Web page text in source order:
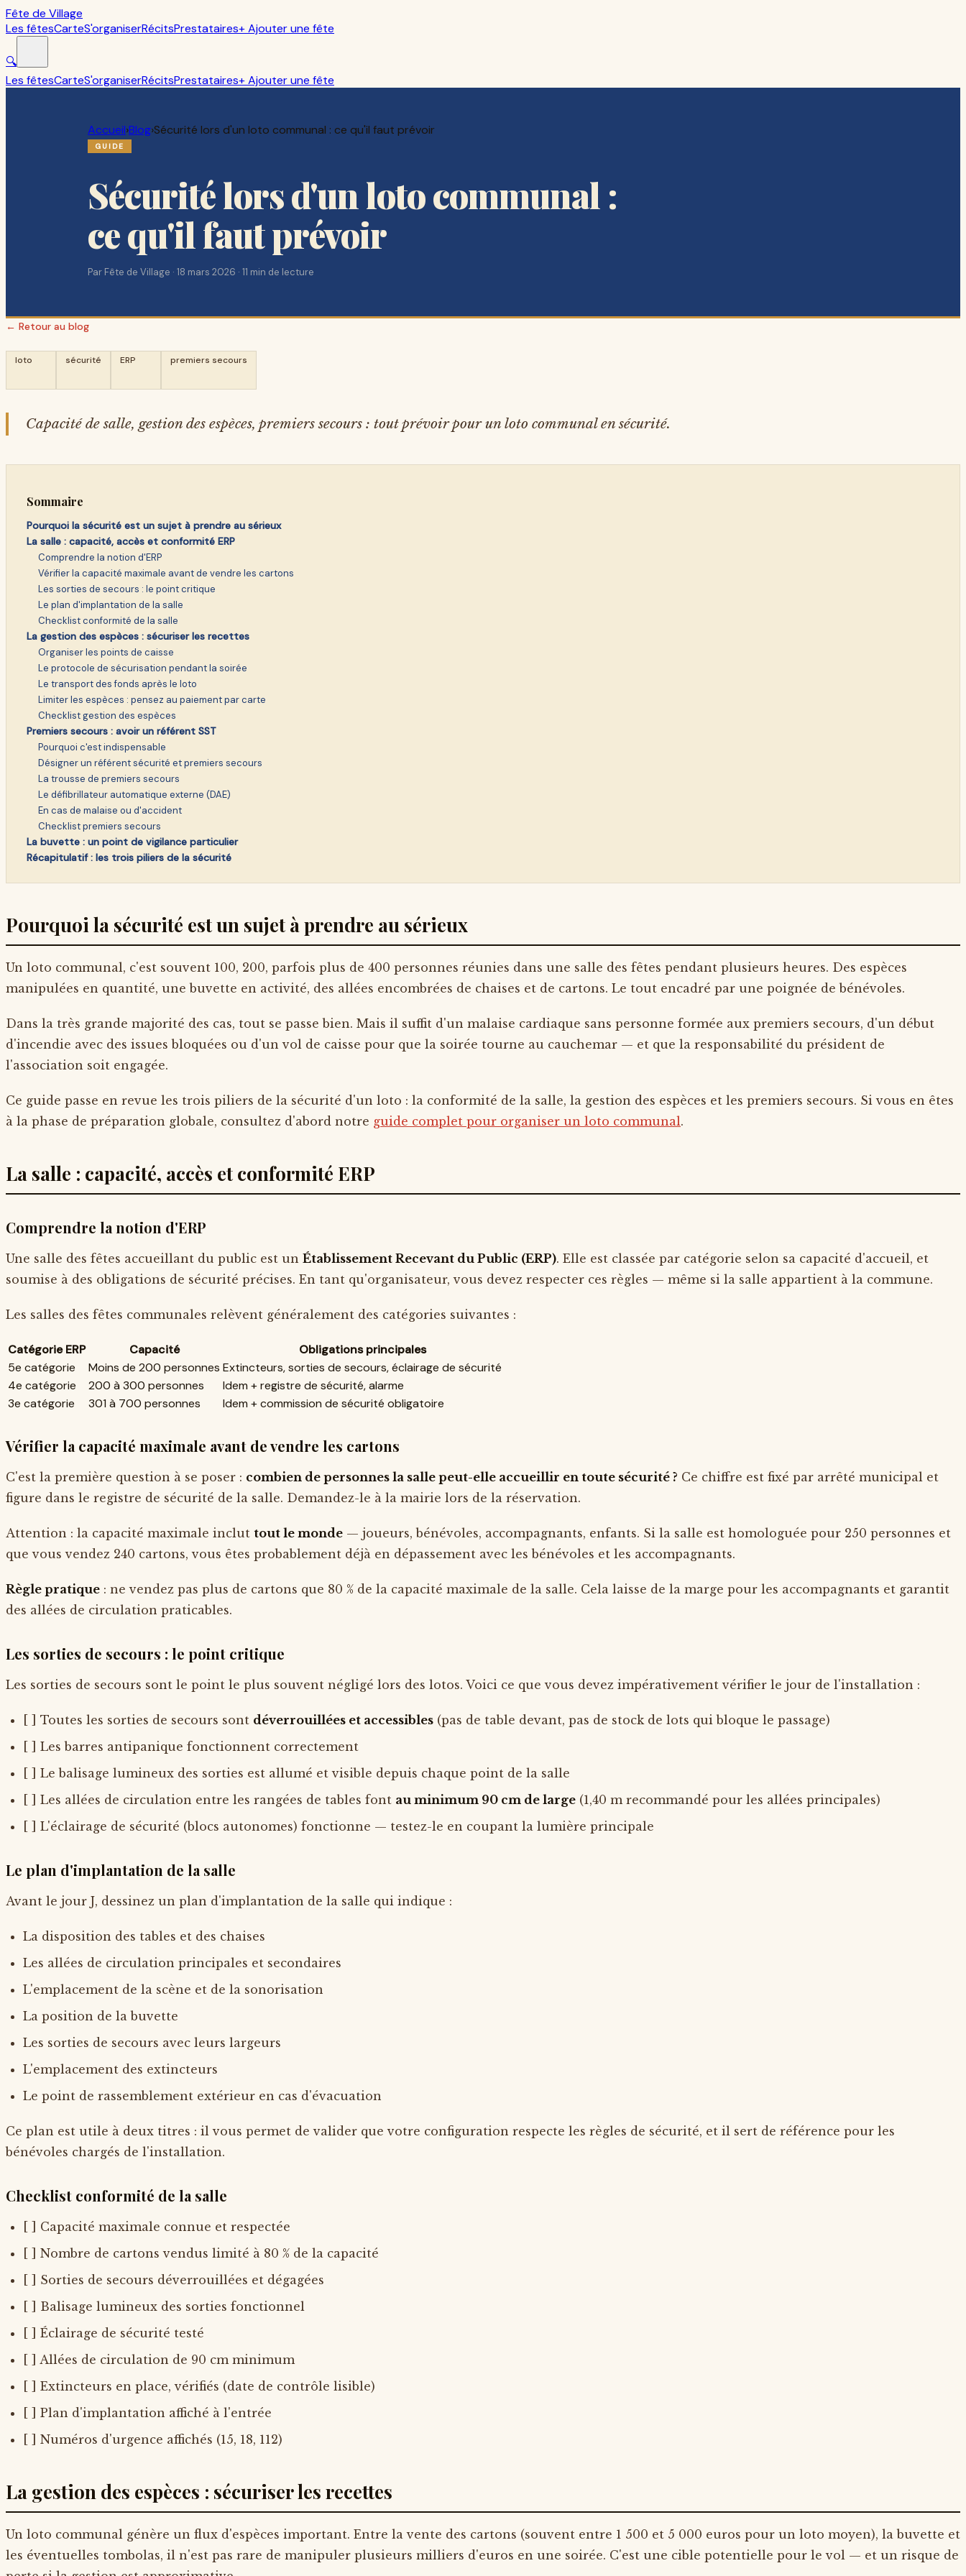
Fête de Village
Les fêtesCarteS'organiserRécitsPrestataires+ Ajouter une fête
🔍
Les fêtesCarteS'organiserRécitsPrestataires+ Ajouter une fête
Accueil›Blog›Sécurité lors d'un loto communal : ce qu'il faut prévoir
GUIDE
Sécurité lors d'un loto communal :
ce qu'il faut prévoir
Par Fête de Village · 18 mars 2026 · 11 min de lecture
← Retour au blog
loto sécurité ERP premiers secours
Capacité de salle, gestion des espèces, premiers secours : tout prévoir pour un loto communal en sécurité.
Sommaire
Pourquoi la sécurité est un sujet à prendre au sérieux
La salle : capacité, accès et conformité ERP
Comprendre la notion d'ERP
Vérifier la capacité maximale avant de vendre les cartons
Les sorties de secours : le point critique
Le plan d'implantation de la salle
Checklist conformité de la salle
La gestion des espèces : sécuriser les recettes
Organiser les points de caisse
Le protocole de sécurisation pendant la soirée
Le transport des fonds après le loto
Limiter les espèces : pensez au paiement par carte
Checklist gestion des espèces
Premiers secours : avoir un référent SST
Pourquoi c'est indispensable
Désigner un référent sécurité et premiers secours
La trousse de premiers secours
Le défibrillateur automatique externe (DAE)
En cas de malaise ou d'accident
Checklist premiers secours
La buvette : un point de vigilance particulier
Récapitulatif : les trois piliers de la sécurité
Pourquoi la sécurité est un sujet à prendre au sérieux
Un loto communal, c'est souvent 100, 200, parfois plus de 400 personnes réunies dans une salle des fêtes pendant plusieurs heures. Des espèces
manipulées en quantité, une buvette en activité, des allées encombrées de chaises et de cartons. Le tout encadré par une poignée de bénévoles.
Dans la très grande majorité des cas, tout se passe bien. Mais il suffit d'un malaise cardiaque sans personne formée aux premiers secours, d'un début
d'incendie avec des issues bloquées ou d'un vol de caisse pour que la soirée tourne au cauchemar — et que la responsabilité du président de
l'association soit engagée.
Ce guide passe en revue les trois piliers de la sécurité d'un loto : la conformité de la salle, la gestion des espèces et les premiers secours. Si vous en êtes
à la phase de préparation globale, consultez d'abord notre guide complet pour organiser un loto communal.
La salle : capacité, accès et conformité ERP
Comprendre la notion d'ERP
Une salle des fêtes accueillant du public est un Établissement Recevant du Public (ERP). Elle est classée par catégorie selon sa capacité d'accueil, et
soumise à des obligations de sécurité précises. En tant qu'organisateur, vous devez respecter ces règles — même si la salle appartient à la commune.
Les salles des fêtes communales relèvent généralement des catégories suivantes :
Catégorie ERP Capacité
Obligations principales
5e catégorie
Moins de 200 personnes Extincteurs, sorties de secours, éclairage de sécurité
4e catégorie
200 à 300 personnes
Idem + registre de sécurité, alarme
3e catégorie
301 à 700 personnes Idem + commission de sécurité obligatoire
Vérifier la capacité maximale avant de vendre les cartons
C'est la première question à se poser : combien de personnes la salle peut-elle accueillir en toute sécurité ? Ce chiffre est fixé par arrêté municipal et
figure dans le registre de sécurité de la salle. Demandez-le à la mairie lors de la réservation.
Attention : la capacité maximale inclut tout le monde — joueurs, bénévoles, accompagnants, enfants. Si la salle est homologuée pour 250 personnes et
que vous vendez 240 cartons, vous êtes probablement déjà en dépassement avec les bénévoles et les accompagnants.
Règle pratique : ne vendez pas plus de cartons que 80 % de la capacité maximale de la salle. Cela laisse de la marge pour les accompagnants et garantit
des allées de circulation praticables.
Les sorties de secours : le point critique
Les sorties de secours sont le point le plus souvent négligé lors des lotos. Voici ce que vous devez impérativement vérifier le jour de l'installation :
[ ] Toutes les sorties de secours sont déverrouillées et accessibles (pas de table devant, pas de stock de lots qui bloque le passage)
[ ] Les barres antipanique fonctionnent correctement
[ ] Le balisage lumineux des sorties est allumé et visible depuis chaque point de la salle
[ ] Les allées de circulation entre les rangées de tables font au minimum 90 cm de large (1,40 m recommandé pour les allées principales)
[ ] L'éclairage de sécurité (blocs autonomes) fonctionne — testez-le en coupant la lumière principale
Le plan d'implantation de la salle
Avant le jour J, dessinez un plan d'implantation de la salle qui indique :
La disposition des tables et des chaises
Les allées de circulation principales et secondaires
L'emplacement de la scène et de la sonorisation
La position de la buvette
Les sorties de secours avec leurs largeurs
L'emplacement des extincteurs
Le point de rassemblement extérieur en cas d'évacuation
Ce plan est utile à deux titres : il vous permet de valider que votre configuration respecte les règles de sécurité, et il sert de référence pour les
bénévoles chargés de l'installation.
Checklist conformité de la salle
[ ] Capacité maximale connue et respectée
[ ] Nombre de cartons vendus limité à 80 % de la capacité
[ ] Sorties de secours déverrouillées et dégagées
[ ] Balisage lumineux des sorties fonctionnel
[ ] Éclairage de sécurité testé
[ ] Allées de circulation de 90 cm minimum
[ ] Extincteurs en place, vérifiés (date de contrôle lisible)
[ ] Plan d'implantation affiché à l'entrée
[ ] Numéros d'urgence affichés (15, 18, 112)
La gestion des espèces : sécuriser les recettes
Un loto communal génère un flux d'espèces important. Entre la vente des cartons (souvent entre 1 500 et 5 000 euros pour un loto moyen), la buvette et
les éventuelles tombolas, il n'est pas rare de manipuler plusieurs milliers d'euros en une soirée. C'est une cible potentielle pour le vol — et un risque de